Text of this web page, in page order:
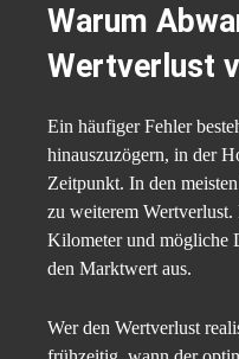
Warum
Wertverlust
Ein häufiger Fehler
hinauszuzögern, in der
Zeitpunkt. In den
zu weiterem
Kilometer und mögliche
den Marktwert aus.
Wer den Wertverlust